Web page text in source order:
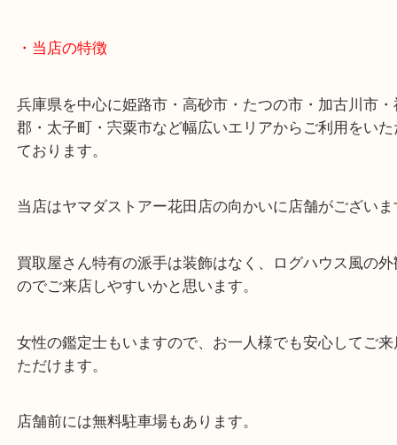
姫路市にお住いのお客様もパールを売りたい時は、
大吉姫路花田店へお越しください！
・最寄り駅
ターミナル駅「姫路駅」播但線「京口駅」